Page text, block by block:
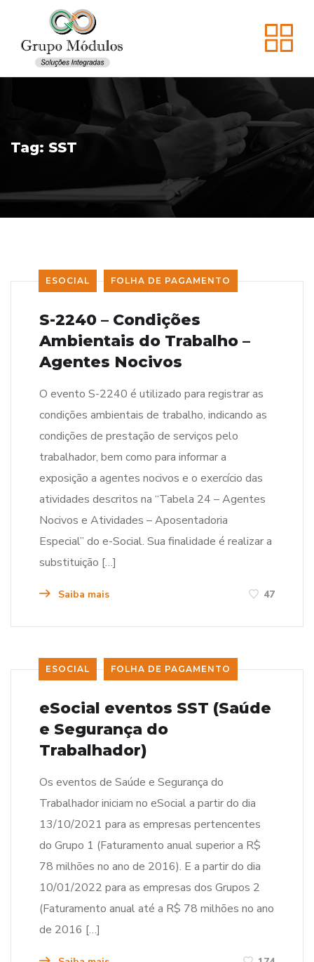
Tag: SST
ESOCIAL FOLHA DE PAGAMENTO
S-2240 – Condições
Ambientais do Trabalho –
Agentes Nocivos
O evento S-2240 é utilizado para registrar as
condições ambientais de trabalho, indicando as
condições de prestação de serviços pelo
trabalhador, bem como para informar a
exposição a agentes nocivos e o exercício das
atividades descritos na “Tabela 24 – Agentes
Nocivos e Atividades – Aposentadoria
Especial” do e-Social. Sua finalidade é realizar a
substituição […]
Saiba mais 47
ESOCIAL FOLHA DE PAGAMENTO
eSocial eventos SST (Saúde
e Segurança do
Trabalhador)
Os eventos de Saúde e Segurança do
Trabalhador iniciam no eSocial a partir do dia
13/10/2021 para as empresas pertencentes
do Grupo 1 (Faturamento anual superior a R$
78 milhões no ano de 2016). E a partir do dia
10/01/2022 para as empresas dos Grupos 2
(Faturamento anual até a R$ 78 milhões no ano
de 2016 […]